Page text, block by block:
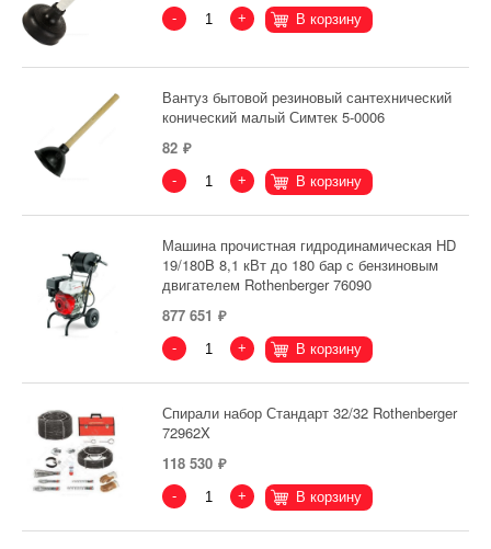
- + В корзину
Вантуз бытовой резиновый сантехнический
конический малый Симтек 5-0006
82
- + В корзину
Машина прочистная гидродинамическая HD
19/180B 8,1 кВт до 180 бар с бензиновым
двигателем Rothenberger 76090
877 651
- + В корзину
Спирали набор Стандарт 32/32 Rothenberger
72962X
118 530
- + В корзину